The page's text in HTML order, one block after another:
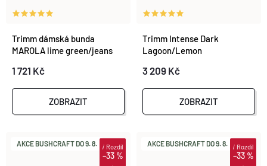
Trimm dámská bunda
MAROLA lime green/jeans
1 721 Kč
ZOBRAZIT
Trimm Intense Dark
Lagoon/Lemon
3 209 Kč
ZOBRAZIT
AKCE BUSHCRAFT DO 9. 8.
–33 %
iRozdíl AKCE BUSHCRAFT DO 9. 8.
–33 %
iRozdíl